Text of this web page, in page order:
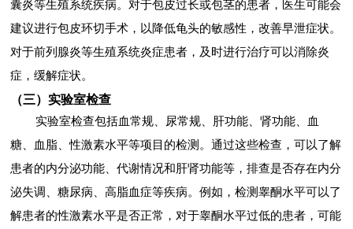
囊炎等生殖系统疾病。对于包皮过长或包茎的患者，医生可能会
建议进行包皮环切手术，以降低龟头的敏感性，改善早泄症状。
对于前列腺炎等生殖系统炎症患者，及时进行治疗可以消除炎
症，缓解症状。
（三）实验室检查
实验室检查包括血常规、尿常规、肝功能、肾功能、血
糖、血脂、性激素水平等项目的检测。通过这些检查，可以了解
患者的内分泌功能、代谢情况和肝肾功能等，排查是否存在内分
泌失调、糖尿病、高脂血症等疾病。例如，检测睾酮水平可以了
解患者的性激素水平是否正常，对于睾酮水平过低的患者，可能